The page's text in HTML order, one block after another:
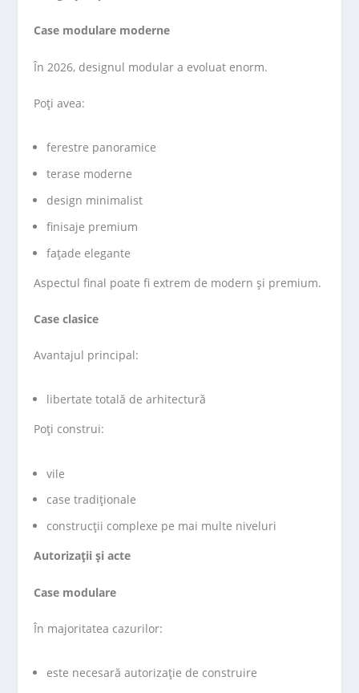
Case modulare moderne
În 2026, designul modular a evoluat enorm.
Poți avea:
ferestre panoramice
terase moderne
design minimalist
finisaje premium
fațade elegante
Aspectul final poate fi extrem de modern și premium.
Case clasice
Avantajul principal:
libertate totală de arhitectură
Poți construi:
vile
case tradiționale
construcții complexe pe mai multe niveluri
Autorizații și acte
Case modulare
În majoritatea cazurilor:
este necesară autorizație de construire